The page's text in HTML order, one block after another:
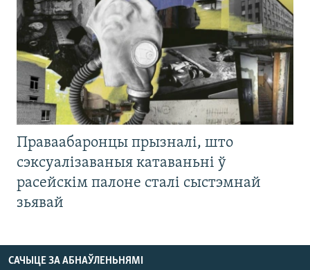
Праваабаронцы прызналі, што
сэксуалізаваныя катаваньні ў
расейскім палоне сталі сыстэмнай
зьявай
САЧЫЦЕ ЗА АБНАЎЛЕНЬНЯМІ